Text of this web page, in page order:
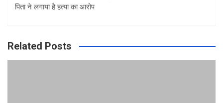
पिता ने लगाया है हत्या का आरोप
Related Posts